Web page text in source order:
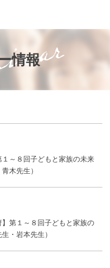
を考える会®
情報
１～８回子どもと家族の未来
木先生）
】第１～８回子どもと家族の
・岩本先生）